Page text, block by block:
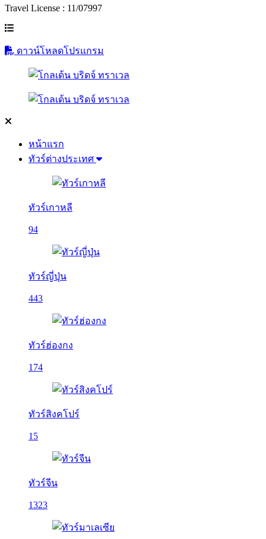
Travel License : 11/07997
ดาวน์โหลดโปรแกรม
หน้าแรก
ทัวร์ต่างประเทศ
ทัวร์เกาหลี
94
ทัวร์ญี่ปุ่น
443
ทัวร์ฮ่องกง
174
ทัวร์สิงคโปร์
15
ทัวร์จีน
1323